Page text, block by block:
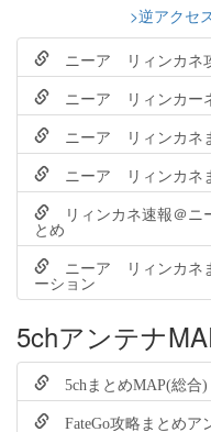
>逆アクセ
ニーア リィンカネ
ニーア リィンカー
ニーア リィンカネ
ニーア リィンカネ
リィンカネ速報＠ニ
とめ
ニーア リィンカネ
ーション
5chアンテナ
5chまとめMAP(総合)
FateGo攻略まとめア